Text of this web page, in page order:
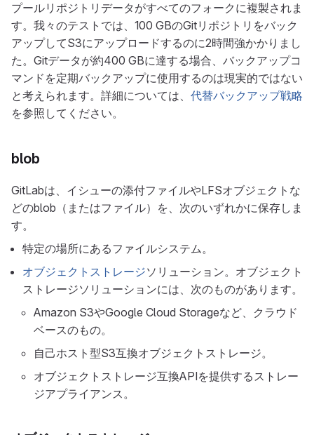
プールリポジトリデータがすべてのフォークに複製されま
す。我々のテストでは、100 GBのGitリポジトリをバック
アップしてS3にアップロードするのに2時間強かかりまし
た。Gitデータが約400 GBに達する場合、バックアップコ
マンドを定期バックアップに使用するのは現実的ではない
と考えられます。詳細については、 代替バックアップ戦略
を参照してください。
blob
GitLabは、イシューの添付ファイルやLFSオブジェクトな
どのblob（またはファイル）を、次のいずれかに保存しま
す。
特定の場所にあるファイルシステム。
オブジェクトストレージソリューション。オブジェクト
ストレージソリューションには、次のものがあります。
Amazon S3やGoogle Cloud Storageなど、クラウド
ベースのもの。
自己ホスト型S3互換オブジェクトストレージ。
オブジェクトストレージ互換APIを提供するストレー
ジアプライアンス。